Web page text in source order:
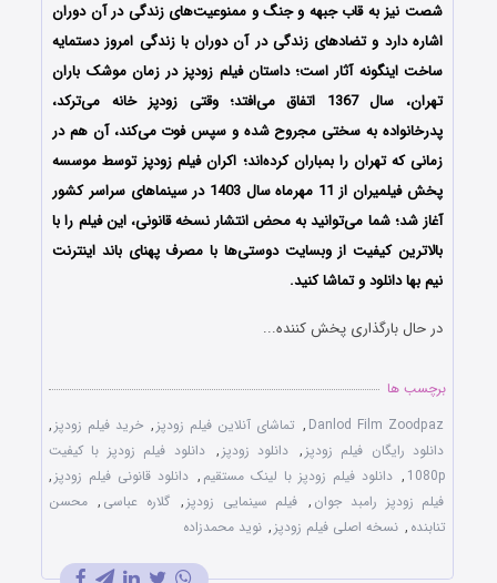
شصت نیز به قاب جبهه و جنگ و ممنوعیت‌های زندگی در آن دوران
اشاره دارد و تضادهای زندگی در آن دوران با زندگی امروز دستمایه
ساخت اینگونه آثار است؛ داستان فیلم زودپز در زمان موشک باران
تهران، سال 1367 اتفاق می‌افتد؛ وقتی زودپز خانه می‌ترکد،
پدرخانواده به سختی مجروح شده و سپس فوت می‌کند، آن هم در
زمانی که تهران را بمباران کرده‌اند؛ اکران فیلم زودپز توسط موسسه
پخش فیلمیران از 11 مهرماه سال 1403 در سینماهای سراسر کشور
آغاز شد؛ شما می‌توانید به محض انتشار نسخه قانونی، این فیلم را با
بالاترین کیفیت از وبسایت دوستی‌ها با مصرف پهنای باند اینترنت
نیم بها دانلود و تماشا کنید.
در حال بارگذاری پخش کننده...
برچسب ها
Danlod Film Zoodpaz
, تماشای آنلاین فیلم زودپز , خرید فیلم زودپز ,
دانلود رایگان فیلم زودپز , دانلود زودپز , دانلود فیلم زودپز با کیفیت
1080p
, دانلود فیلم زودپز با لینک مستقیم , دانلود قانونی فیلم زودپز ,
فیلم زودپز رامبد جوان , فیلم سینمایی زودپز , گلاره عباسی , محسن
تنابنده , نسخه اصلی فیلم زودپز , نوید محمدزاده